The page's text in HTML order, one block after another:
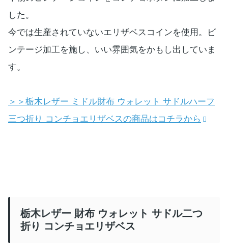
した。
今では生産されていないエリザベスコインを使用。ビ
ンテージ加工を施し、いい雰囲気をかもし出していま
す。
＞＞栃木レザー ミドル財布 ウォレット サドルハーフ
三つ折り コンチョエリザベスの商品はコチラから
栃木レザー 財布 ウォレット サドル二つ
折り コンチョエリザベス